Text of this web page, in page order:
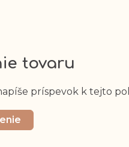
tovaru
príspevok k tejto